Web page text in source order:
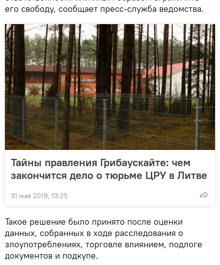
его свободу, сообщает пресс-служба ведомства.
Тайны правления Грибаускайте: чем
закончится дело о тюрьме ЦРУ в Литве
31 мая 2019, 13:25
Такое решение было принято после оценки
данных, собранных в ходе расследования о
злоупотреблениях, торговле влиянием, подлоге
документов и подкупе.